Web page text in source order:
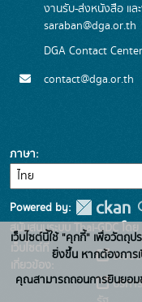
งานรับ-ส่งหนังสือ แ
saraban@dga.or.th
DGA Contact
contact@dga.or.th
ภาษา
Powered by:
สนับสนุนระบบ Thai-GDC โ
เว็บไซต์ที่
เกี่ยวข้อง:
ระบบ
บริกา
เว็บไซต์นี้ใช้ "คุกกี้" เพื่อวัตถุ
ยิ่งขึ้น หากต้องการ
คุณสามารถถอนการยินยอ